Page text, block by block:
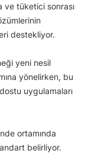
ve tüketici sonrası
destekliyor.
yeni nesil
yönelirken, bu
uygulamaları
ortamında
belirliyor.